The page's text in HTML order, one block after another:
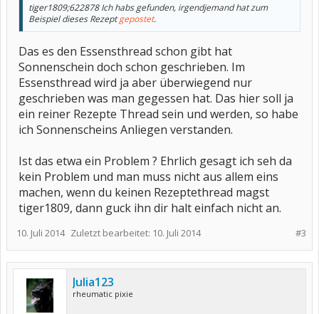
tiger1809;622878Ich habs gefunden, irgendjemand hat zum
Beispiel dieses Rezeptgepostet.
Das es den Essensthread schon gibt hat
Sonnenschein doch schon geschrieben. Im
Essensthread wird ja aber überwiegend nur
geschrieben was man gegessen hat. Das hier soll ja
ein reiner Rezepte Thread sein und werden, so habe
ich Sonnenscheins Anliegen verstanden.
Ist das etwa ein Problem ? Ehrlich gesagt ich seh da
kein Problem und man muss nicht aus allem eins
machen, wenn du keinen Rezeptethread magst
tiger1809, dann guck ihn dir halt einfach nicht an.
#3
10. Juli 2014 Zuletzt bearbeitet: 10. Juli 2014
Julia123
rheumatic pixie